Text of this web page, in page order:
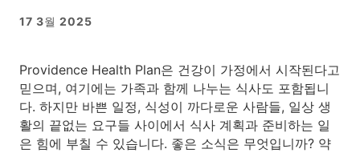
17 3월 2025
Providence Health Plan은 건강이 가정에서 시작된다고
믿으며, 여기에는 가족과 함께 나누는 식사도 포함됩니
다. 하지만 바쁜 일정, 식성이 까다로운 사람들, 일상 생
활의 끝없는 요구들 사이에서 식사 계획과 준비하는 일
은 힘에 부칠 수 있습니다. 좋은 소식은 무엇입니까? 약